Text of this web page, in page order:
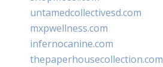
untamedcollectivesd.com
mxpwellness.com
infernocanine.com
thepaperhousecollection.com